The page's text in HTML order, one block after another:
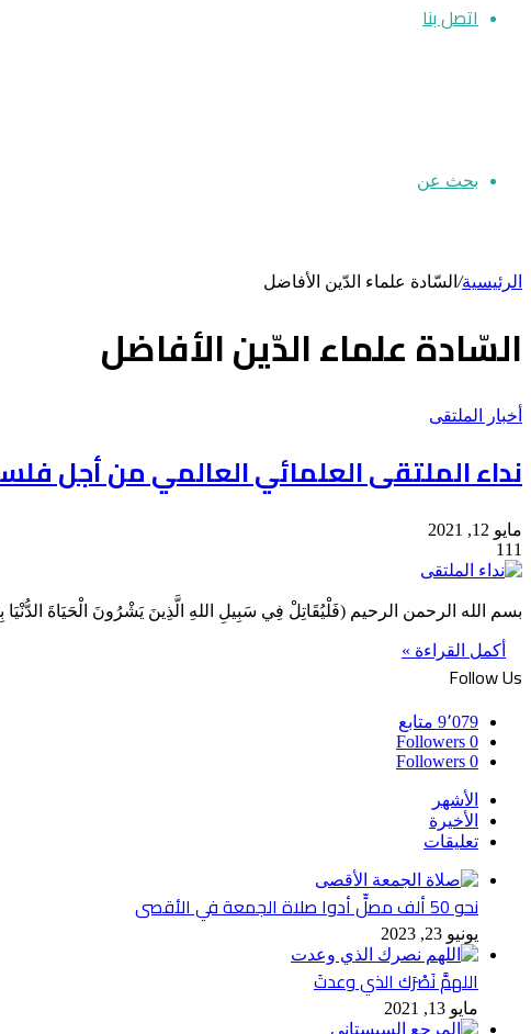
اتصل بنا
بحث عن
الرئيسية/ السّادة علماء الدّين الأفاضل
السّادة علماء الدّين الأفاضل
أخبار الملتقى
نداء الملتقى العلمائي العالمي من أجل
مايو 12, 2021
111
بسم الله الرحمن الرحيم (فَلْيُقَاتِلْ فِي سَبِيلِ اللهِ الَّذِينَ يَشْرُونَ الْحَيَاةَ
أكمل القراءة »
Follow Us
9٬079 متابع
0
Followers
0
Followers
الأشهر
الأخيرة
تعليقات
نحو 50 ألف مصلٍّ أدوا صلاة الجمعة في الأقصى
يونيو 23, 2023
اللهمَّ نَصْرَك الذي وعدتَ
مايو 13, 2021